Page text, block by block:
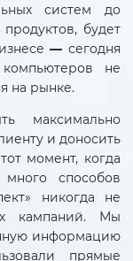
систем до
будет
— сегодня
не
на рынке.
максимально
и доносить
момент, когда
способов
никогда не
кампаний. Мы
информацию
прямые